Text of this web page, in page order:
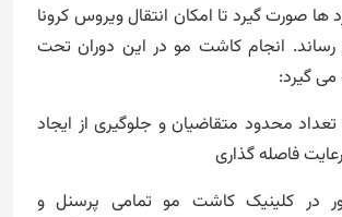
ها صورت گیرد تا امکان انتقال ویروس کرونا
رساند. انجام کاشت مو در این دوران تحت
گیرد:
تعداد محدود متقاضیان و جلوگیری از ایجاد
فاصله گذاری
در کلینیک کاشت مو تمامی پرسنل و